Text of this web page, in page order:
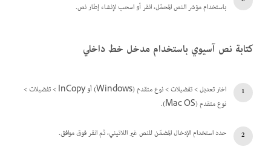
باستخدام مؤشر النص المحمّل، انقر أو اسحب لإنشاء إطار نص.
كتابة نص آسيوي باستخدام مدخل خط داخلي
اختر تعديل > تفضيلات > نوع متقدم (Windows) أو InCopy > تفضيلات >
نوع متقدم (Mac OS).
حدد استخدام الإدخال المضمّن للنص غير اللاتيني، ثم انقر فوق موافق.